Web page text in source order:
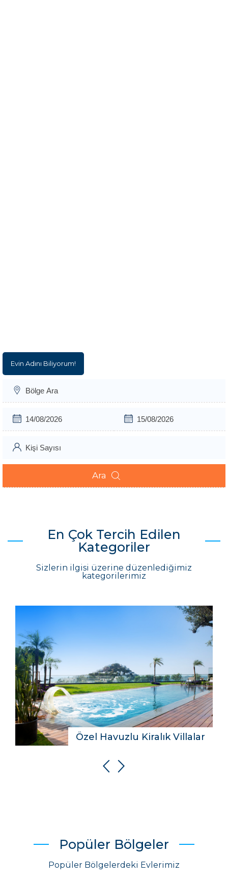
Evin Adını Biliyorum!
Giriş Tarihi Çıkış Tarihi
Ara
En Çok Tercih Edilen
Kategoriler
Sizlerin ilgisi üzerine düzenlediğimiz
kategorilerimiz
Özel Havuzlu Kiralık Villalar
Popüler Bölgeler
Popüler Bölgelerdeki Evlerimiz